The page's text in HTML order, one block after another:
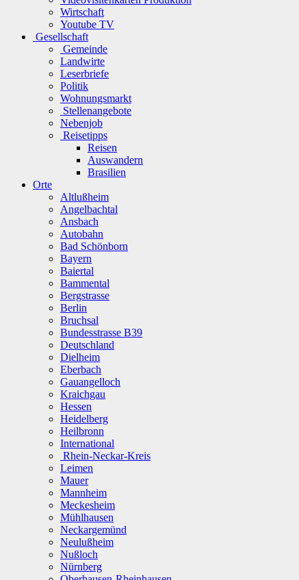
Wirtschaft
Youtube TV
Gesellschaft
Gemeinde
Landwirte
Leserbriefe
Politik
Wohnungsmarkt
Stellenangebote
Nebenjob
Reisetipps
Reisen
Auswandern
Brasilien
Orte
Altlußheim
Angelbachtal
Ansbach
Autobahn
Bad Schönborn
Bayern
Baiertal
Bammental
Bergstrasse
Berlin
Bruchsal
Bundesstrasse B39
Deutschland
Dielheim
Eberbach
Gauangelloch
Kraichgau
Hessen
Heidelberg
Heilbronn
International
Rhein-Neckar-Kreis
Leimen
Mauer
Mannheim
Meckesheim
Mühlhausen
Neckargemünd
Neulußheim
Nußloch
Nürnberg